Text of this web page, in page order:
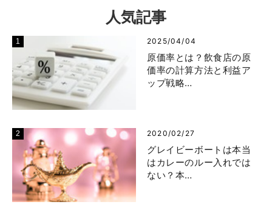
人気記事
2025/04/04
原価率とは？飲食店の原
価率の計算方法と利益ア
ップ戦略…
2020/02/27
グレイビーボートは本当
はカレーのルー入れでは
ない？本…